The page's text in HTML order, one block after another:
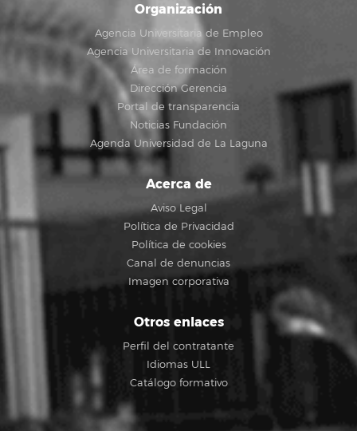
Organización
Agencia Universitaria de Empleo
Agencia Universitaria de Innovación
Área de formación
Dirección Gerencia
Portal de transparencia
Noticias Fundación
Agenda Universidad de La Laguna
Acerca de
Aviso Legal
Política de Privacidad
Política de cookies
Canal de denuncias
Imagen corporativa
Otros enlaces
Perfil del contratante
Idiomas ULL
Catálogo formativo